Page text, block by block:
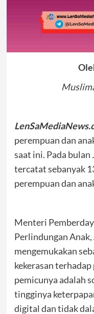
perempuan dan
saat ini. Pada
tercatat sebanyak
perempuan dan
Menteri
Perlindungan
mengemukakan
kekerasan
pemicunya adalah
tingginya
digital dan tidak